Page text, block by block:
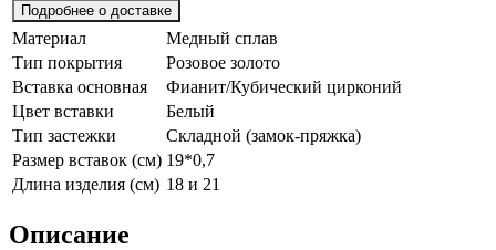
Подробнее о доставке
Материал
Медный сплав
Тип покрытия
Розовое золото
Вставка основная
Фианит/Кубический цирконий
Цвет вставки
Белый
Тип застежки
Складной (замок-пряжка)
Размер вставок (см) 19*0,7
Длина изделия (см) 18 и 21
Описание